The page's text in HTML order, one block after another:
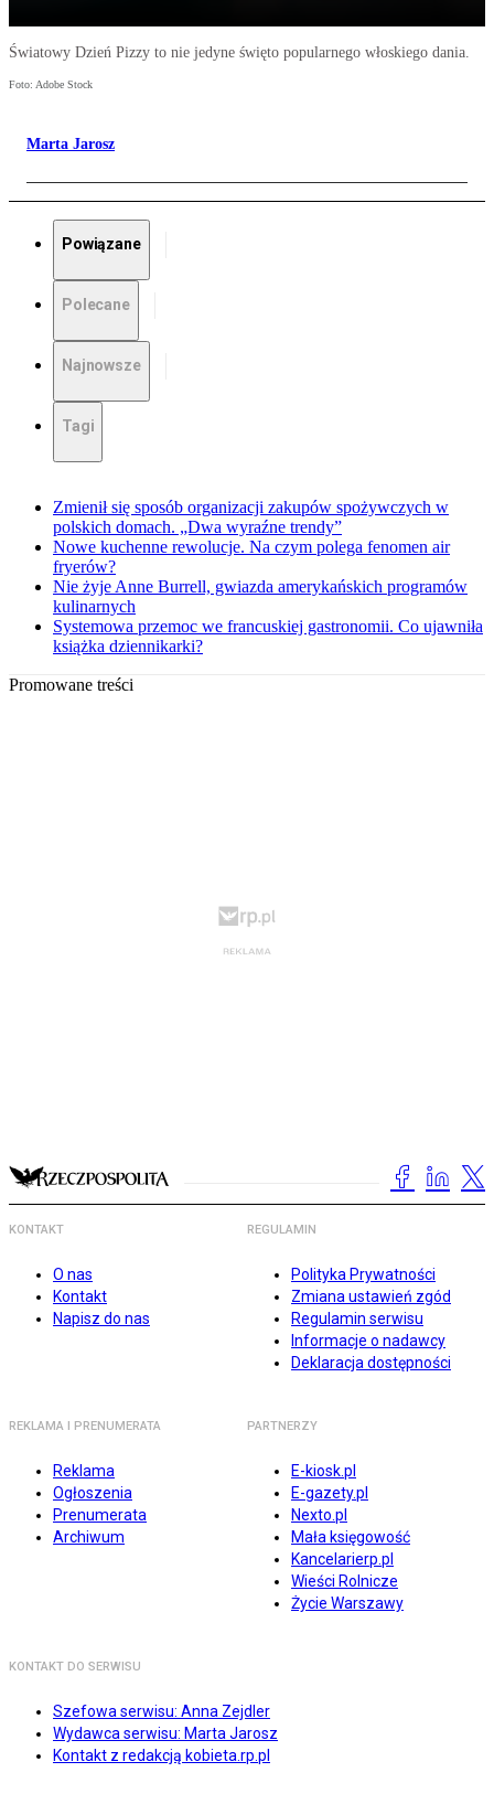
Światowy Dzień Pizzy to nie jedyne święto popularnego włoskiego dania.
Foto: Adobe Stock
Marta Jarosz
Powiązane
Polecane
Najnowsze
Tagi
Zmienił się sposób organizacji zakupów spożywczych w
polskich domach. „Dwa wyraźne trendy”
Nowe kuchenne rewolucje. Na czym polega fenomen air
fryerów?
Nie żyje Anne Burrell, gwiazda amerykańskich programów
kulinarnych
Systemowa przemoc we francuskiej gastronomii. Co ujawniła
książka dziennikarki?
Promowane treści
KONTAKT
O nas
Kontakt
Napisz do nas
REGULAMIN
Polityka Prywatności
Zmiana ustawień zgód
Regulamin serwisu
Informacje o nadawcy
Deklaracja dostępności
REKLAMA I PRENUMERATA
Reklama
Ogłoszenia
Prenumerata
Archiwum
PARTNERZY
E-kiosk.pl
E-gazety.pl
Nexto.pl
Mała księgowość
Kancelarierp.pl
Wieści Rolnicze
Życie Warszawy
KONTAKT DO SERWISU
Szefowa serwisu: Anna Zejdler
Wydawca serwisu: Marta Jarosz
Kontakt z redakcją kobieta.rp.pl